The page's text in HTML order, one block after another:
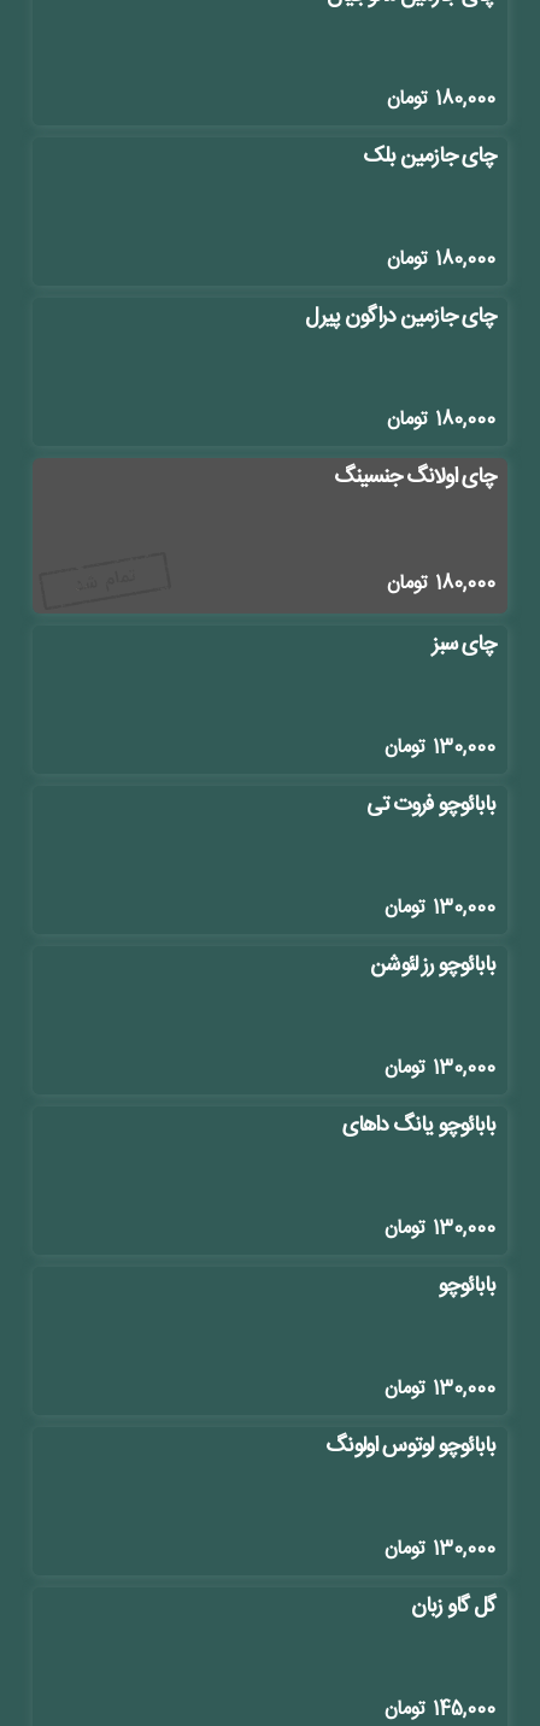
180,000 تومان
چای جازمین بلک
180,000 تومان
چای جازمین دراگون پیرل
180,000 تومان
چای اولانگ جنسینگ
180,000 تومان
چای سبز
130,000 تومان
بابائوچو فروت تی
130,000 تومان
بابائوچو رز لئوشن
130,000 تومان
بابائوچو یانگ داهای
130,000 تومان
بابائوچو
130,000 تومان
بابائوچو لوتوس اولونگ
130,000 تومان
گل گاو زبان
145,000 تومان